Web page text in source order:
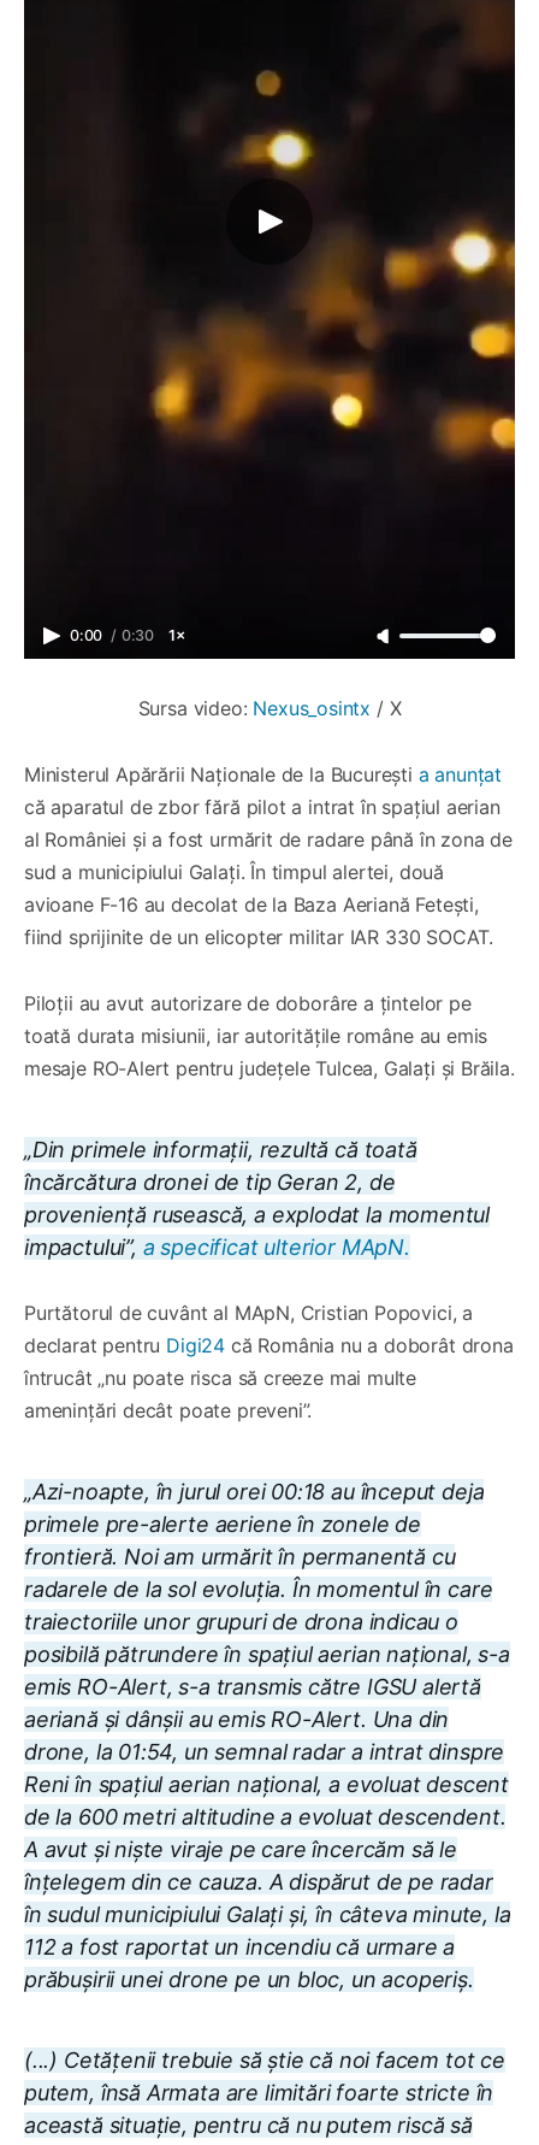
0:00 / 0:30 1×
Sursa video: Nexus_osintx / X
Ministerul Apărării Naționale de la București a anunțat
că aparatul de zbor fără pilot a intrat în spațiul aerian
al României și a fost urmărit de radare până în zona de
sud a municipiului Galați. În timpul alertei, două
avioane F-16 au decolat de la Baza Aeriană Fetești,
fiind sprijinite de un elicopter militar IAR 330 SOCAT.
Piloții au avut autorizare de doborâre a țintelor pe
toată durata misiunii, iar autoritățile române au emis
mesaje RO-Alert pentru județele Tulcea, Galați și Brăila.
„Din primele informații, rezultă că toată
încărcătura dronei de tip Geran 2, de
proveniență rusească, a explodat la momentul
impactului”, a specificat ulterior MApN.
Purtătorul de cuvânt al MApN, Cristian Popovici, a
declarat pentru Digi24 că România nu a doborât drona
întrucât „nu poate risca să creeze mai multe
amenințări decât poate preveni”.
„Azi-noapte, în jurul orei 00:18 au început deja
primele pre-alerte aeriene în zonele de
frontieră. Noi am urmărit în permanentă cu
radarele de la sol evoluția. În momentul în care
traiectoriile unor grupuri de drona indicau o
posibilă pătrundere în spațiul aerian național, s-a
emis RO-Alert, s-a transmis către IGSU alertă
aeriană și dânșii au emis RO-Alert. Una din
drone, la 01:54, un semnal radar a intrat dinspre
Reni în spațiul aerian național, a evoluat descent
de la 600 metri altitudine a evoluat descendent.
A avut și niște viraje pe care încercăm să le
înțelegem din ce cauza. A dispărut de pe radar
în sudul municipiului Galați și, în câteva minute, la
112 a fost raportat un incendiu că urmare a
prăbușirii unei drone pe un bloc, un acoperiș.
(...) Cetățenii trebuie să știe că noi facem tot ce
putem, însă Armata are limitări foarte stricte în
această situație, pentru că nu putem riscă să